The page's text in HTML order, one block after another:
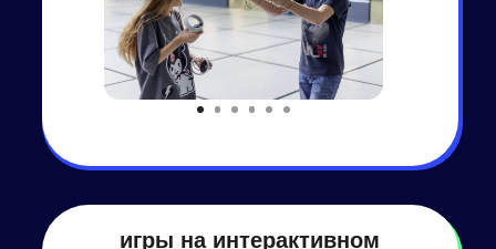
настольные игры
Популярные настольные игры с ведущим: мафия,
квиз, мемы и тд. Основные направления: логика,